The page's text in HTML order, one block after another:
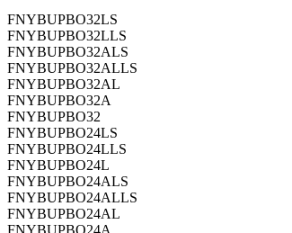
FNYBUPBO32LS
FNYBUPBO32LLS
FNYBUPBO32ALS
FNYBUPBO32ALLS
FNYBUPBO32AL
FNYBUPBO32A
FNYBUPBO32
FNYBUPBO24LS
FNYBUPBO24LLS
FNYBUPBO24L
FNYBUPBO24ALS
FNYBUPBO24ALLS
FNYBUPBO24AL
FNYBUPBO24A